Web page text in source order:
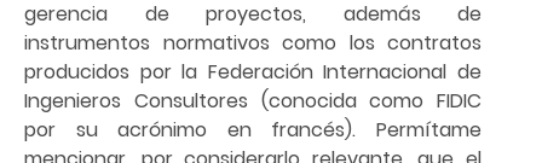
gerencia de proyectos, además de
instrumentos normativos como los contratos
producidos por la Federación Internacional de
Ingenieros Consultores (conocida como FIDIC
por su acrónimo en francés). Permítame